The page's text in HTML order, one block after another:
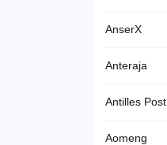
AnserX
Anteraja
Antilles Post
Aomeng